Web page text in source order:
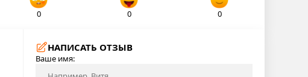
0 0 0
НАПИСАТЬ ОТЗЫВ
Ваше имя: